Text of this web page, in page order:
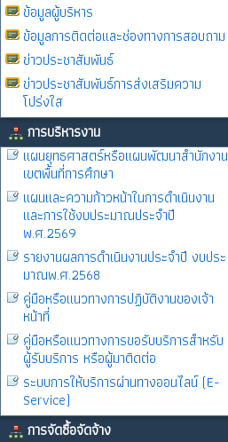
ข้อมูลผู้บริหาร
ข้อมูลการติดต่อและช่องทางการสอบถาม
ข่าวประชาสัมพันธ์
ข่าวประชาสัมพันธ์การส่งเสริมความ
โปร่งใส
การบริหารงาน
แผนยุทธศาสตร์หรือแผนพัฒนาสำนักงาน
เขตพื้นที่การศึกษา
แผนและความก้าวหน้าในการดำเนินงาน
และการใช้งบประมาณประจำปี
พ.ศ.2569
รายงานผลการดำเนินงานประจำปี งบประ
มาณพ.ศ.2568
คู่มือหรือแนวทางการปฏิบัติงานของเจ้า
หน้าที่
คู่มือหรือแนวทางการขอรับบริการสำหรับ
ผู้รับบริการ หรือผู้มาติดต่อ
ระบบการให้บริการผ่านทางออนไลน์ (E-
Service)
การจัดซื้อจัดจ้าง